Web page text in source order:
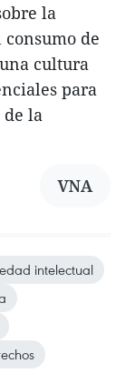
la
de
cultura
para
la
VNA
intelectual